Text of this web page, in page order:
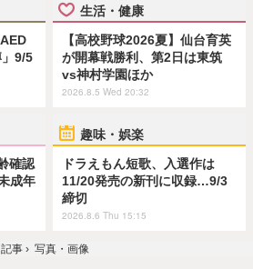
9/5
生活・健康
【高校野球2026夏】仙台育英
が開幕戦勝利、第2日は東筑
vs神村学園ほか
2026.8.5 Wed 20:32
確認
成年
趣味・娯楽
ドラえもん短歌、入選作は
11/20発売の新刊に収録…9/3
締切
2026.8.6 Thu 15:15
記事 › 写真・画像